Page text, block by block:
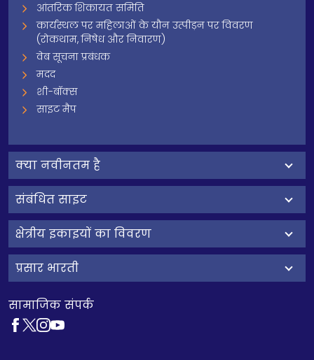
आंतरिक शिकायत समिति
कार्यस्थल पर महिलाओं के यौन उत्पीड़न पर विवरण
(रोकथाम, निषेध और निवारण)
वेब सूचना प्रबंधक
मदद
शी-बॉक्स
साइट मैप
क्‍या नवीनतम है
संबंधित साइट
क्षेत्रीय इकाइयों का विवरण
प्रसार भारती
सामाजिक संपर्क